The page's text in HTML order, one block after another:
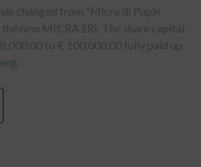
changed from “Micra di Pupin
new MICRA SRL The share capital
to € 100,000.00 fully paid up.